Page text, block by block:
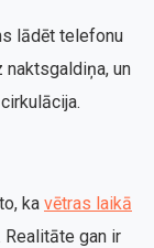
lādēt telefonu
un
ka vētras laikā
gan ir